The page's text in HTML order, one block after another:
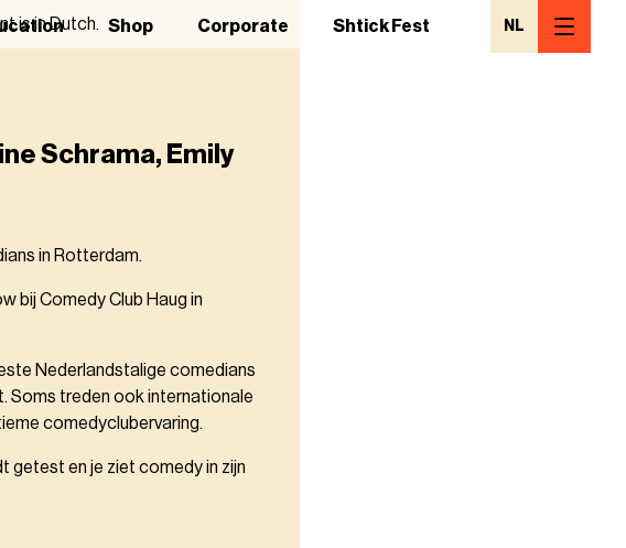
Shop Corporate Shtick Fest NL
is in Dutch.
Schrama, Emily
in Rotterdam.
bij Comedy Club Haug in
Nederlandstalige comedians
Soms treden ook internationale
comedyclubervaring.
getest en je ziet comedy in zijn